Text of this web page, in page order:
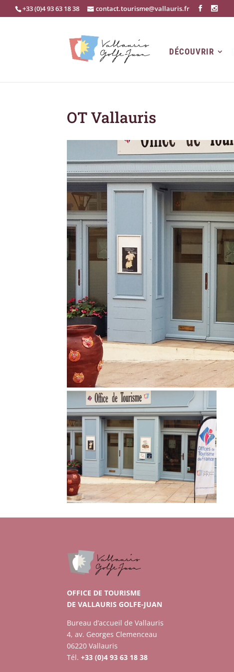
+33 (0)4 93 63 18 38 contact.tourisme@vallauris.fr
DÉCOUVRIR
OT Vallauris
OFFICE DE TOURISME
DE VALLAURIS GOLFE-JUAN
Bureau d’accueil de Vallauris
4, av. Georges Clemenceau
06220 Vallauris
Tél.+33 (0)4 93 63 18 38